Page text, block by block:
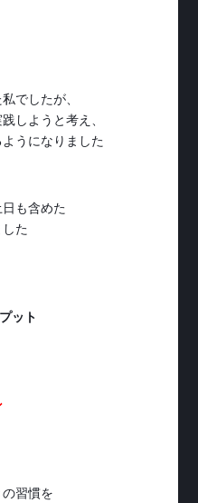
でしたが、
しようと考え、
うになりました
も含めた
た
ット
習慣を